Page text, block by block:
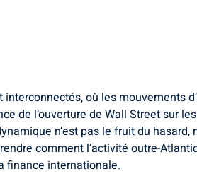
où les mouvements
de l’ouverture de Wall Street sur
n’est pas le fruit du
comment l’activité outre-
finance internationale.